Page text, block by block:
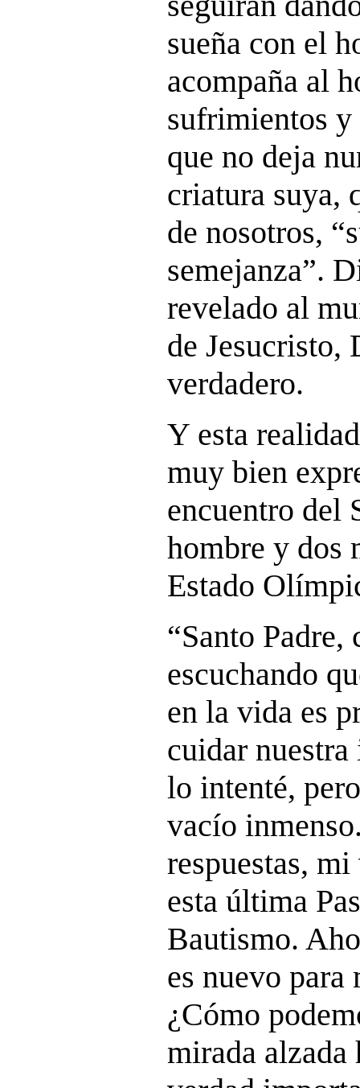
sueña con el
acompaña al
sufrimientos y
que no deja
criatura suya,
de nosotros,
semejanza”.
revelado al
de Jesucristo,
verdadero.
Y esta
muy bien
encuentro del
hombre y dos
Estado
“Santo Padre,
escuchando
en la vida es
cuidar
lo intenté,
vacío
respuestas,
esta última
Bautismo.
es nuevo
¿Cómo
mirada alzada